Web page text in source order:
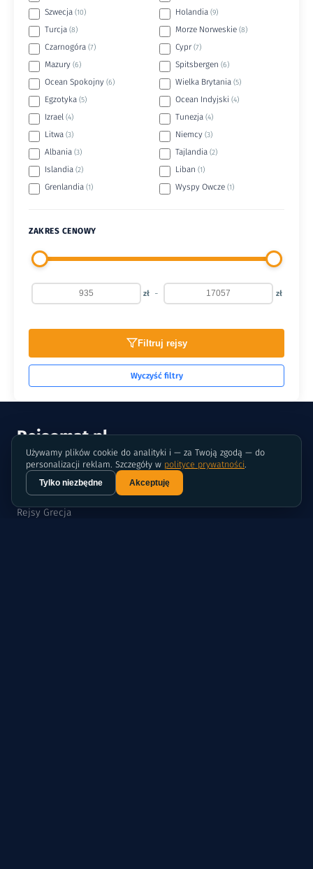
Używamy plików cookie do analityki i — za Twoją zgodą — do
personalizacji reklam. Szczegóły w polityce prywatności.
Tylko niezbędne Akceptuję
Szwecja (10) Holandia (9)
Turcja (8) Morze Norweskie (8)
Czarnogóra (7) Cypr (7)
Mazury (6) Spitsbergen (6)
Ocean Spokojny (6) Wielka Brytania (5)
Egzotyka (5) Ocean Indyjski (4)
Izrael (4) Tunezja (4)
Litwa (3) Niemcy (3)
Albania (3) Tajlandia (2)
Islandia (2) Liban (1)
Grenlandia (1) Wyspy Owcze (1)
ZAKRES CENOWY
zł - zł
Filtruj rejsy
Wyczyść filtry
Rejsomat.pl
POPULARNE REJSY
Rejsy Chorwacja
Rejsy Grecja